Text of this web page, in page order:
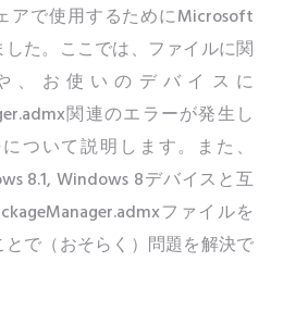
アで使用するためにMicrosoft
た。ここでは、ファイルに関
、お使いのデバイスに
関連のエラーが発生し
ついて説明します。また、
8.1, Windows 8デバイスと互
ファイルを
で（おそらく）問題を解決で